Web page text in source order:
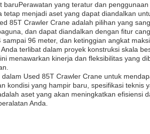
baruPerawatan yang teratur dan
tetap menjadi aset yang dapat diandalkan
85T Crawler Crane adalah pilihan yang
dan dapat diandalkan dengan fitur
sampai 96 meter, dan ketinggian angkat
terlibat dalam proyek konstruksi skala
menawarkan kinerja dan fleksibilitas yang
dalam Used 85T Crawler Crane untuk
kondisi yang hampir baru, spesifikasi
aset yang akan meningkatkan efisiensi
Anda.